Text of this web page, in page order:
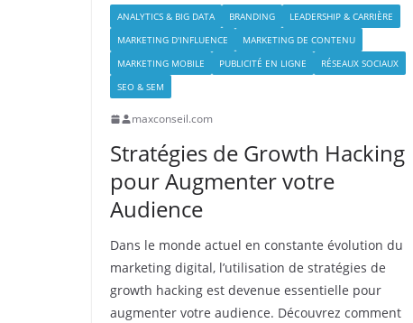
ANALYTICS & BIG DATA BRANDING
LEADERSHIP & CARRIÈRE
MARKETING D'INFLUENCE
MARKETING DE CONTENU
MARKETING MOBILE
PUBLICITÉ EN LIGNE
RÉSEAUX SOCIAUX
SEO & SEM
maxconseil.com
Stratégies de Growth Hacking
pour Augmenter votre
Audience
Dans le monde actuel en constante évolution du
marketing digital, l’utilisation de stratégies de
growth hacking est devenue essentielle pour
augmenter votre audience. Découvrez comment